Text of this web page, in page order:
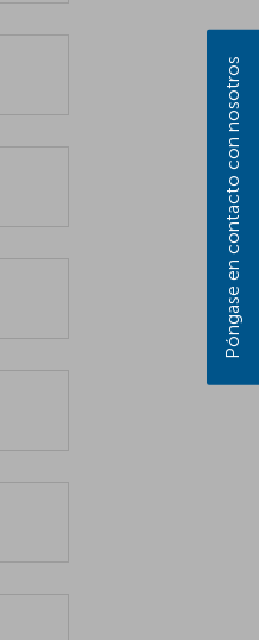
Póngase en contacto con nosotros